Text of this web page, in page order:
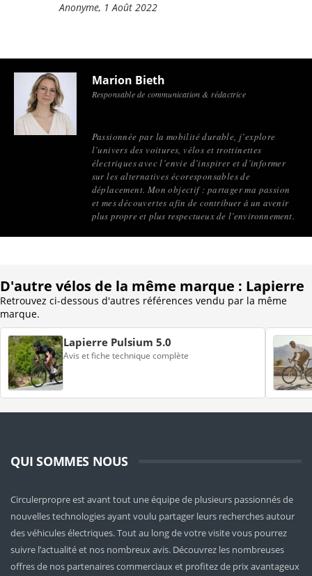
Anonyme, 1 Août 2022
Marion Bieth
Responsable de communication & rédactrice
Passionnée par la mobilité durable, j’explore
l’univers des voitures, vélos et trottinettes
électriques avec l’envie d’inspirer et d’informer
sur les alternatives écoresponsables de
déplacement. Mon objectif : partager ma passion
et mes découvertes afin de contribuer à un avenir
plus propre et plus respectueux de l’environnement.
D'autre vélos de la même marque : Lapierre
Retrouvez ci-dessous d'autres références vendu par la même
marque.
Lapierre Pulsium 5.0
Avis et fiche technique complète
QUI SOMMES NOUS
Circulerpropre est avant tout une équipe de plusieurs passionnés de
nouvelles technologies ayant voulu partager leurs recherches autour
des véhicules électriques. Tout au long de votre visite vous pourrez
suivre l’actualité et nos nombreux avis. Découvrez les nombreuses
offres de nos partenaires commerciaux et profitez de prix avantageux